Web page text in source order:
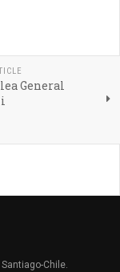
General
Chile.